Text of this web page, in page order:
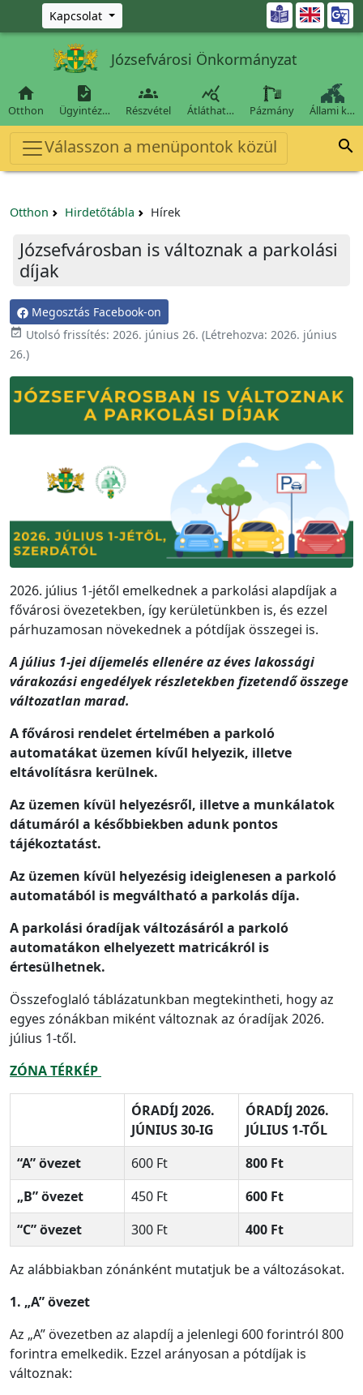
Ugrás a fő tartalomra
Kapcsolat 
Józsefvárosi Önkormányzat

Otthon

Ügyintéz…

Részvétel

Átláthat… Pázmány Állami k…
Válasszon a menüpontok közül 
Otthon Hirdetőtábla Hírek
Józsefvárosban is változnak a parkolási
díjak
Megosztás Facebook-on
 Utolsó frissítés: 2026. június 26. (Létrehozva: 2026. június
26.)
2026. július 1-jétől emelkednek a parkolási alapdíjak a
fővárosi övezetekben, így kerületünkben is, és ezzel
párhuzamosan növekednek a pótdíjak összegei is.
A július 1-jei díjemelés ellenére az éves lakossági
várakozási engedélyek részletekben fizetendő összege
változatlan marad.
A fővárosi rendelet értelmében a parkoló
automatákat üzemen kívűl helyezik, illetve
eltávolításra kerülnek.
Az üzemen kívül helyezésről, illetve a munkálatok
dátumáról a későbbiekben adunk pontos
tájékoztatást.
Az üzemen kívül helyezésig ideiglenesen a parkoló
automatából is megváltható a parkolás díja.
A parkolási óradíjak változásáról a parkoló
automatákon elhelyezett matricákról is
értesülhetnek.
Összefoglaló táblázatunkban megtekintheti, hogy az
egyes zónákban miként változnak az óradíjak 2026.
július 1-től.
ZÓNA TÉRKÉP
ÓRADÍJ 2026.
JÚNIUS 30-IG
ÓRADÍJ 2026.
JÚLIUS 1-TŐL
“A” övezet
600 Ft
800 Ft
„B” övezet
450 Ft
600 Ft
“C” övezet
300 Ft 400 Ft
Az alábbiakban zónánként mutatjuk be a változásokat.
1. „A” övezet
Az „A” övezetben az alapdíj a jelenlegi 600 forintról 800
forintra emelkedik. Ezzel arányosan a pótdíjak is
változnak: